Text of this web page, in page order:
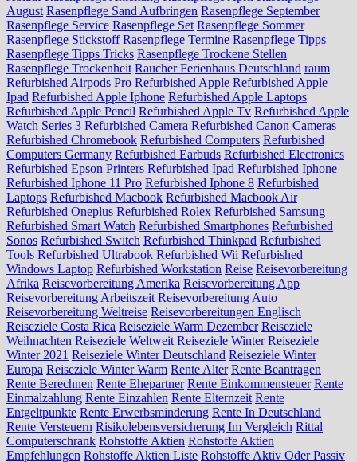
August Rasenpflege Sand Aufbringen Rasenpflege September
Rasenpflege Service Rasenpflege Set Rasenpflege Sommer
Rasenpflege Stickstoff Rasenpflege Termine Rasenpflege Tipps
Rasenpflege Tipps Tricks Rasenpflege Trockene Stellen
Rasenpflege Trockenheit Raucher Ferienhaus Deutschland raum
Refurbished Airpods Pro Refurbished Apple Refurbished Apple
Ipad Refurbished Apple Iphone Refurbished Apple Laptops
Refurbished Apple Pencil Refurbished Apple Tv Refurbished Apple
Watch Series 3 Refurbished Camera Refurbished Canon Cameras
Refurbished Chromebook Refurbished Computers Refurbished
Computers Germany Refurbished Earbuds Refurbished Electronics
Refurbished Epson Printers Refurbished Ipad Refurbished Iphone
Refurbished Iphone 11 Pro Refurbished Iphone 8 Refurbished
Laptops Refurbished Macbook Refurbished Macbook Air
Refurbished Oneplus Refurbished Rolex Refurbished Samsung
Refurbished Smart Watch Refurbished Smartphones Refurbished
Sonos Refurbished Switch Refurbished Thinkpad Refurbished
Tools Refurbished Ultrabook Refurbished Wii Refurbished
Windows Laptop Refurbished Workstation Reise Reisevorbereitung
Afrika Reisevorbereitung Amerika Reisevorbereitung App
Reisevorbereitung Arbeitszeit Reisevorbereitung Auto
Reisevorbereitung Weltreise Reisevorbereitungen Englisch
Reiseziele Costa Rica Reiseziele Warm Dezember Reiseziele
Weihnachten Reiseziele Weltweit Reiseziele Winter Reiseziele
Winter 2021 Reiseziele Winter Deutschland Reiseziele Winter
Europa Reiseziele Winter Warm Rente Alter Rente Beantragen
Rente Berechnen Rente Ehepartner Rente Einkommensteuer Rente
Einmalzahlung Rente Einzahlen Rente Elternzeit Rente
Entgeltpunkte Rente Erwerbsminderung Rente In Deutschland
Rente Versteuern Risikolebensversicherung Im Vergleich Rittal
Computerschrank Rohstoffe Aktien Rohstoffe Aktien
Empfehlungen Rohstoffe Aktien Liste Rohstoffe Aktiv Oder Passiv